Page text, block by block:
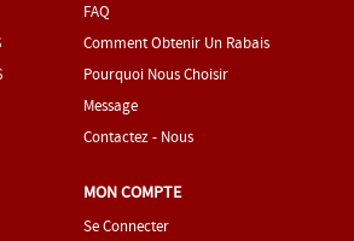
FAQ
Comment Obtenir Un Rabais
Pourquoi Nous Choisir
Message
Contactez - Nous
MON COMPTE
Se Connecter